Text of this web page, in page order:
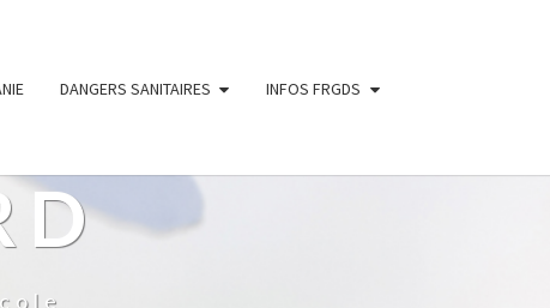
DANGERS SANITAIRES INFOS FRGDS